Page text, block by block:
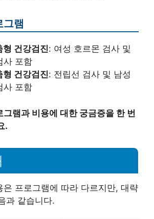
그램
형 건강검진: 여성 호르몬 검사 및
사 포함
형 건강검진: 전립선 검사 및 남성
사 포함
그램과 비용에 대한 궁금증을 한 번
.
은 프로그램에 따라 다르지만, 대략
과 같습니다.